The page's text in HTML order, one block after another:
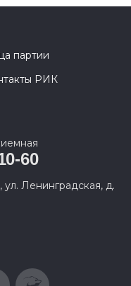
партии
РИК
60
ул. Ленинградская, д.